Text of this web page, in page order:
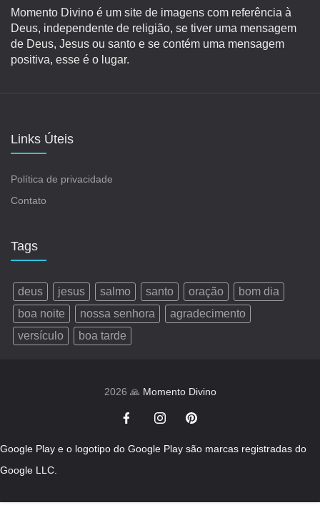
Momento Divino é um site de imagens com referência à
Deus, independente de religião, se tiver uma mensagem
de Deus, Jesus ou santo e se contém uma mensagem
positiva, esse é o lugar.
Links Úteis
Política de privacidade
Contato
Tags
deus jesus salmo santo oração
bom dia
boa noite
nossa senhora
agradecimento
versículo
boa tarde
2026 🙏 Momento Divino
Google Play e o logotipo do Google Play são marcas registradas do
Google LLC.